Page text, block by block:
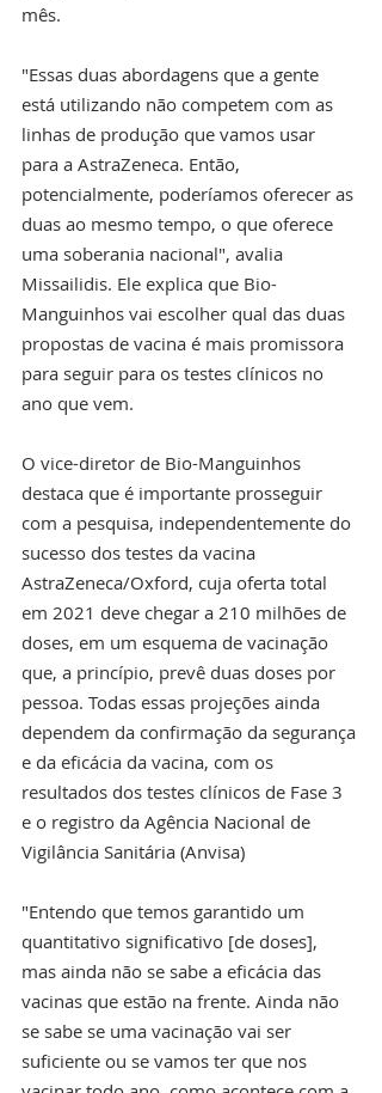
mês.
"Essas duas abordagens que a gente
está utilizando não competem com as
linhas de produção que vamos usar
para a AstraZeneca. Então,
potencialmente, poderíamos oferecer as
duas ao mesmo tempo, o que oferece
uma soberania nacional", avalia
Missailidis. Ele explica que Bio-
Manguinhos vai escolher qual das duas
propostas de vacina é mais promissora
para seguir para os testes clínicos no
ano que vem.
O vice-diretor de Bio-Manguinhos
destaca que é importante prosseguir
com a pesquisa, independentemente do
sucesso dos testes da vacina
AstraZeneca/Oxford, cuja oferta total
em 2021 deve chegar a 210 milhões de
doses, em um esquema de vacinação
que, a princípio, prevê duas doses por
pessoa. Todas essas projeções ainda
dependem da confirmação da segurança
e da eficácia da vacina, com os
resultados dos testes clínicos de Fase 3
e o registro da Agência Nacional de
Vigilância Sanitária (Anvisa)
"Entendo que temos garantido um
quantitativo significativo [de doses],
mas ainda não se sabe a eficácia das
vacinas que estão na frente. Ainda não
se sabe se uma vacinação vai ser
suficiente ou se vamos ter que nos